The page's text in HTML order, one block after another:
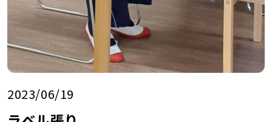
2023/06/19